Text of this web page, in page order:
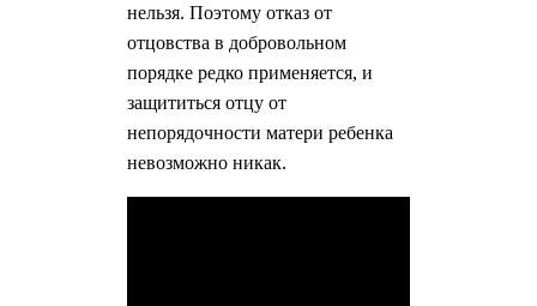
нельзя. Поэтому отказ от
отцовства в добровольном
порядке редко применяется, и
защититься отцу от
непорядочности матери ребенка
невозможно никак.